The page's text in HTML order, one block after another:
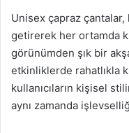
Unisex çapraz çantalar,
getirerek her ortamda
görünümden şık bir
etkinliklerde rahatlıkla
kullanıcıların kişisel
aynı zamanda